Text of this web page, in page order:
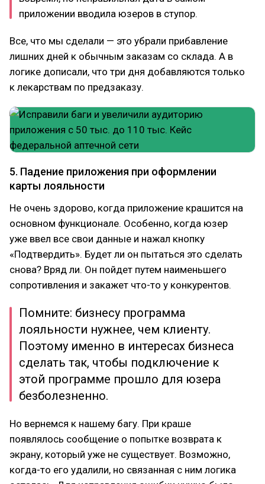
приложении вводила юзеров в ступор.
Все, что мы сделали — это убрали прибавление
лишних дней к обычным заказам со склада. А в
логике дописали, что три дня добавляются только
к лекарствам по предзаказу.
5. Падение приложения при оформлении
карты лояльности
Не очень здорово, когда приложение крашится на
основном функционале. Особенно, когда юзер
уже ввел все свои данные и нажал кнопку
«Подтвердить». Будет ли он пытаться это сделать
снова? Вряд ли. Он пойдет путем наименьшего
сопротивления и закажет что-то у конкурентов.
Помните: бизнесу программа
лояльности нужнее, чем клиенту.
Поэтому именно в интересах бизнеса
сделать так, чтобы подключение к
этой программе прошло для юзера
безболезненно.
Но вернемся к нашему багу. При краше
появлялось сообщение о попытке возврата к
экрану, который уже не существует. Возможно,
когда-то его удалили, но связанная с ним логика